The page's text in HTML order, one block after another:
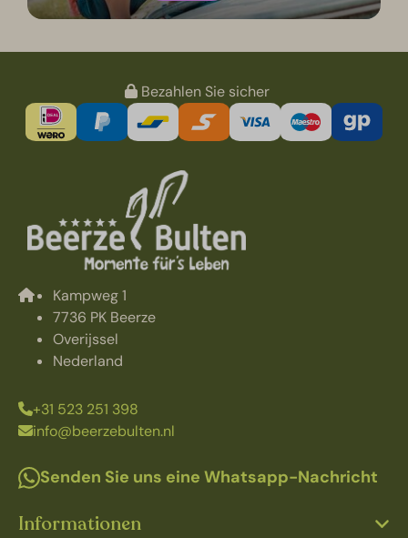
Bezahlen Sie sicher
Kampweg 1
7736 PK Beerze
Overijssel
Nederland
+31 523 251 398
info@beerzebulten.nl
Senden Sie uns eine Whatsapp-Nachricht
Informationen